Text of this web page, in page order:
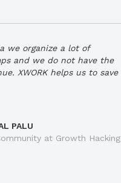
we organize a lot of
and we do not have the
XWORK helps us to save
PALU
at Growth Hacking